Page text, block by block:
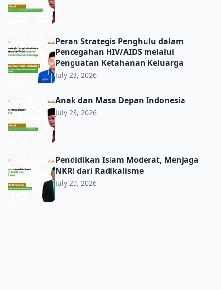
Peran Strategis Penghulu dalam Pencegahan HIV/AIDS
Peran Strategis Penghulu dalam
Pencegahan HIV/AIDS melalui
Penguatan Ketahanan Keluarga
July 28, 2026
Anak dan Masa Depan Indonesia
Anak dan Masa Depan Indonesia
July 23, 2026
Pendidikan Islam Moderat, Menjaga NKRl dari
Pendidikan Islam Moderat, Menjaga
NKRl dari Radikalisme
July 20, 2026